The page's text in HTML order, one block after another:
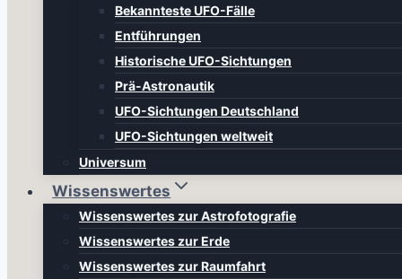
Bekannteste UFO-Fälle
Entführungen
Historische UFO-Sichtungen
Prä-Astronautik
UFO-Sichtungen Deutschland
UFO-Sichtungen weltweit
Universum
Wissenswertes
Wissenswertes zur Astrofotografie
Wissenswertes zur Erde
Wissenswertes zur Raumfahrt